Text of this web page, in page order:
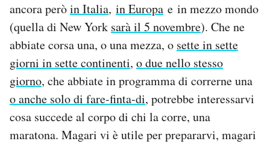
CALENDARIO
AREA PERSONALE
Area Personale
Notifiche mobile
Regala il Post
Hai bisogno di aiuto?
ancora peròin Italia, in Europa e in mezzo mondo
(quella di New York sarà il 5 novembre). Che ne
abbiate corsa una, o una mezza, o sette in sette
giorni in sette continenti, o due nello stesso
giorno, che abbiate in programma di correrne una
o anche solo di fare-finta-di, potrebbe interessarvi
cosa succede al corpo di chi la corre, una
maratona. Magari vi è utile per prepararvi, magari